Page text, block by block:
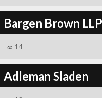
Bargen Brown LLP
∞ 14
Adleman Sladen